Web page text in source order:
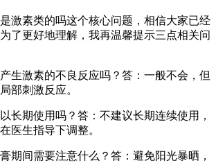
激素类的吗这个核心问题，相信大家已经
了更好地理解，我再温馨提示三点相关问
生激素的不良反应吗？答：一般不会，但
部刺激反应。
长期使用吗？答：不建议长期连续使用，
医生指导下调整。
期间需要注意什么？答：避免阳光暴晒，